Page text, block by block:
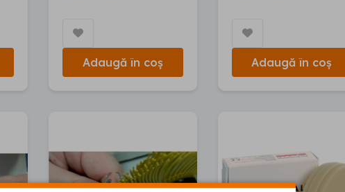
Adaugă în coș Adaugă în coș